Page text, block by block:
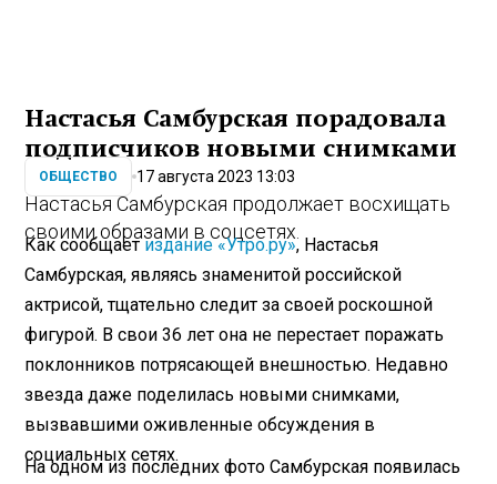
Настасья Самбурская порадовала
подписчиков новыми снимками
ОБЩЕСТВО 17 августа 2023 13:03
Настасья Самбурская продолжает восхищать
своими образами в соцсетях.
Как сообщаетиздание «Утро.ру», Настасья
Самбурская, являясь знаменитой российской
актрисой, тщательно следит за своей роскошной
фигурой. В свои 36 лет она не перестает поражать
поклонников потрясающей внешностью. Недавно
звезда даже поделилась новыми снимками,
вызвавшими оживленные обсуждения в
социальных сетях.
На одном из последних фото Самбурская появилась